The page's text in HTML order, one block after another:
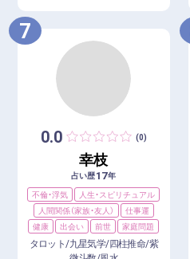
7
0.0 (0)
幸枝
占い歴17年
不倫・浮気
人生・スピリチュアル
人間関係（家族・友人）
仕事運
健康
出会い 前世 家庭問題
タロット/九星気学/四柱推命/紫